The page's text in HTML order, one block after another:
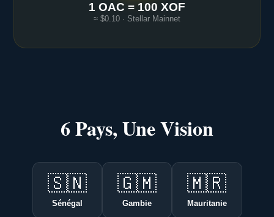
1 OAC = 100 XOF
≈ $0.10 · Stellar Mainnet
6 Pays, Une Vision
🇸🇳
Sénégal
🇬🇲
Gambie
🇲🇷
Mauritanie